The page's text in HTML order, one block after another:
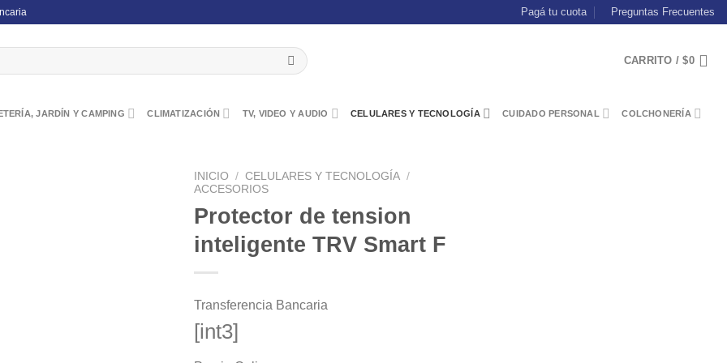
Pagá tu cuota Preguntas Frecuentes
CARRITO /$0
JARDÍN Y CAMPING CLIMATIZACIÓN TV, VIDEO Y AUDIO CELULARES Y TECNOLOGÍA CUIDADO PERSONAL COLCHONERÍA
INICIO / CELULARES Y TECNOLOGÍA /
ACCESORIOS
Protector de tension
inteligente TRV Smart F
Transferencia Bancaria
[int3]